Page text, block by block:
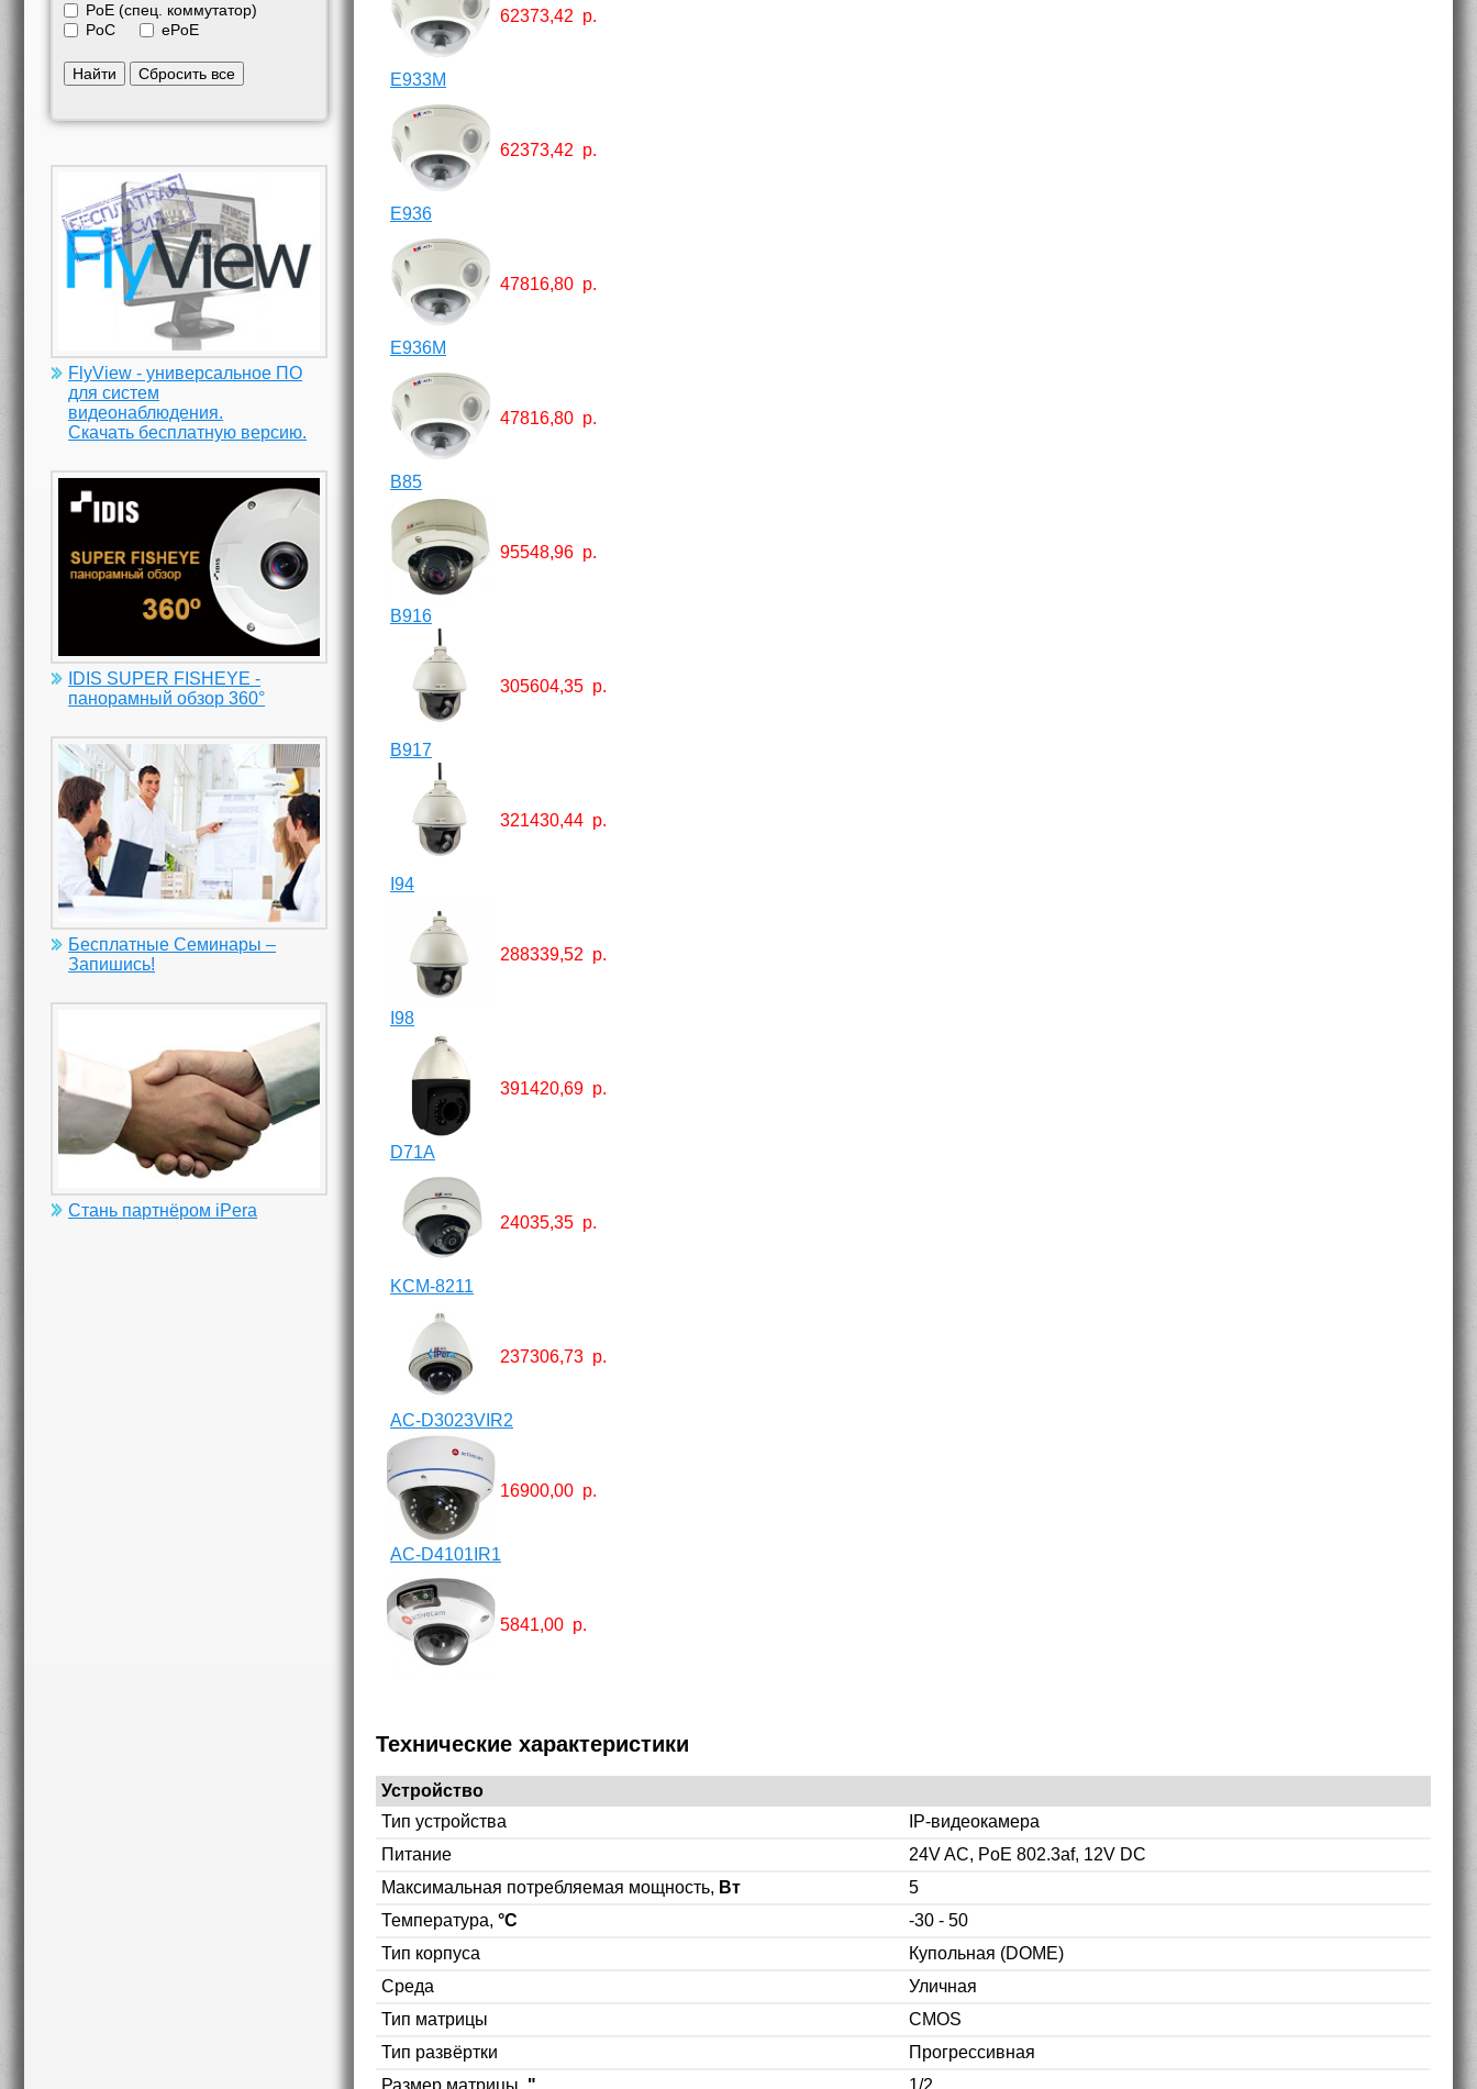
PoE (спец. коммутатор)
PoC
ePoE
Найти Сбросить все
FlyView - универсальное ПО
для систем
видеонаблюдения.
Скачать бесплатную версию.
IDIS SUPER FISHEYE -
панорамный обзор 360°
Бесплатные Семинары –
Запишись!
Стань партнёром iPera
62373,42 р.
E933M
62373,42 р.
E936
47816,80 р.
E936M
47816,80 р.
B85
95548,96 р.
B916
305604,35 р.
B917
321430,44 р.
I94
288339,52 р.
I98
391420,69 р.
D71A
24035,35 р.
KCM-8211
237306,73 р.
AC-D3023VIR2
16900,00 р.
AC-D4101IR1
5841,00 р.
Технические характеристики
Устройство
Тип устройства
IP-видеокамера
Питание
24V AC, PoE 802.3af, 12V DC
Максимальная потребляемая мощность, Вт
5
Температура, °C
-30 - 50
Тип корпуса
Купольная (DOME)
Среда
Уличная
Тип матрицы
CMOS
Тип развёртки
Прогрессивная
Размер матрицы, " 1/2